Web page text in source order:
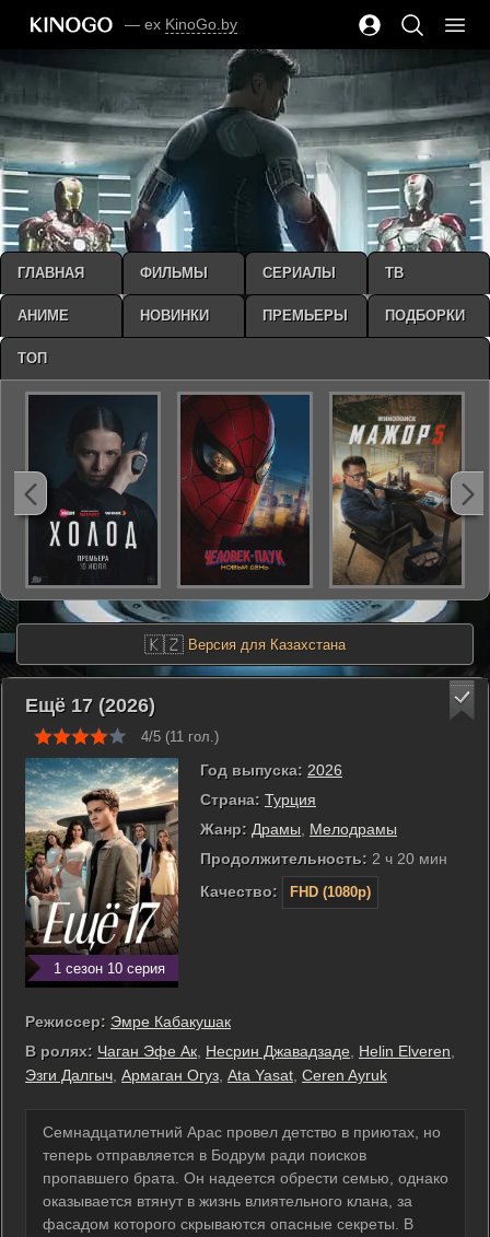
— ex KinoGo.by
🇰🇿 Версия для Казахстана
Ещё 17 (2026)
4/5 (11 гол.)
1 сезон 10 серия
Год выпуска: 2026
Страна: Турция
Жанр: Драмы
Мелодрамы
Продолжительность: 2 ч 20 мин
Качество:
FHD (1080p)
Режиссер: Эмре Кабакушак
В ролях: Чаган Эфе Ак Несрин Джавадзаде Helin Elveren
Эзги Далгыч Армаган Огуз Ata Yasat Ceren Ayruk
Семнадцатилетний Арас провел детство в приютах, но
теперь отправляется в Бодрум ради поисков
пропавшего брата. Он надеется обрести семью, однако
оказывается втянут в жизнь влиятельного клана, за
фасадом которого скрываются опасные секреты. В
ГЛАВНАЯ ФИЛЬМЫ СЕРИАЛЫ ТВ
АНИМЕ НОВИНКИ ПРЕМЬЕРЫ ПОДБОРКИ
ТОП